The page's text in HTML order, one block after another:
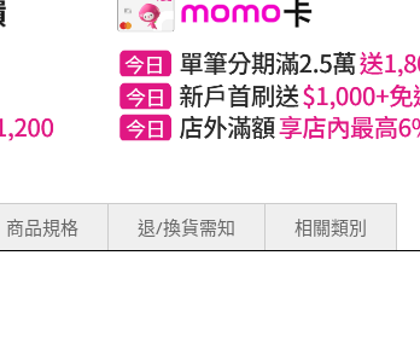
商品規格 退/換貨需知 相關類別